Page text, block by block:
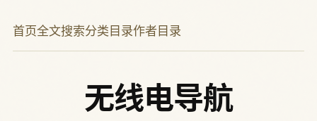
首页全文搜索分类目录作者目录
无线电导航